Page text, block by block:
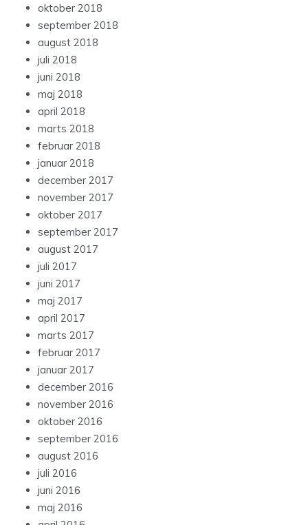
oktober 2018
september 2018
august 2018
juli 2018
juni 2018
maj 2018
april 2018
marts 2018
februar 2018
januar 2018
december 2017
november 2017
oktober 2017
september 2017
august 2017
juli 2017
juni 2017
maj 2017
april 2017
marts 2017
februar 2017
januar 2017
december 2016
november 2016
oktober 2016
september 2016
august 2016
juli 2016
juni 2016
maj 2016